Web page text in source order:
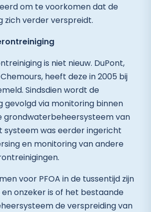
om te voorkomen dat de
zich verder verspreidt.
is niet nieuw. DuPont,
heeft deze in 2005 bij
Sindsdien wordt de
gevolgd via monitoring binnen
grondwaterbeheersysteem van
systeem was eerder ingericht
en monitoring van andere
voor PFOA in de tussentijd zijn
onzeker is of het bestaande
de verspreiding van